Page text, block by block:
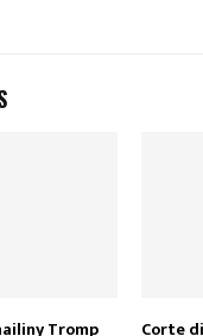
Tromp Corte